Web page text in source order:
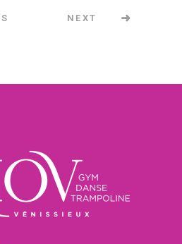
NEXT